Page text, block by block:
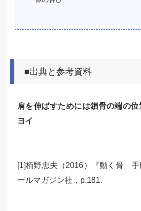
■出典と参考資料
肩を伸ばすためには鎖骨の端の
ヨイ
[1]栢野忠夫（2016）『動く骨 手
ールマガジン社，p.181.